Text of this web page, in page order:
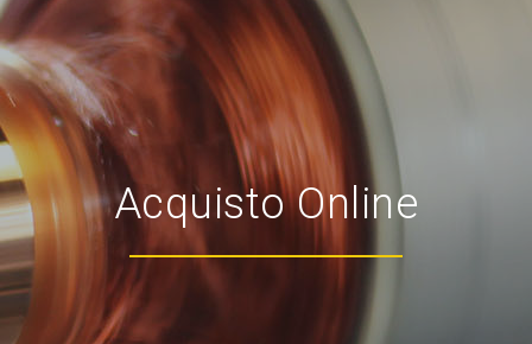
Acquisto Online